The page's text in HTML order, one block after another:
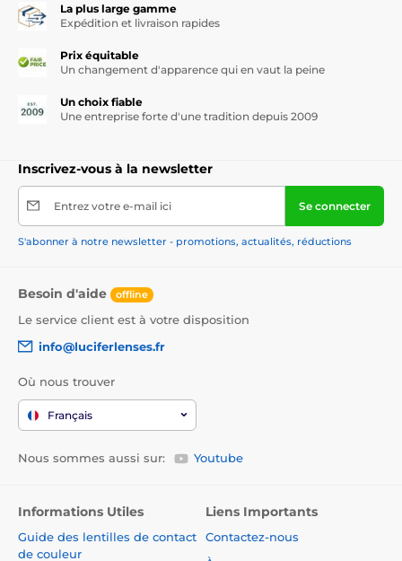
La plus large gamme
Expédition et livraison rapides
Prix équitable
Un changement d'apparence qui en vaut la peine
Un choix fiable
Une entreprise forte d'une tradition depuis 2009
Inscrivez-vous à la newsletter
Entrez votre e-mail ici Se connecter
S'abonner à notre newsletter - promotions, actualités, réductions
Besoin d'aide offline
Le service client est à votre disposition
info@luciferlenses.fr
Où nous trouver
Français
Nous sommes aussi sur: Youtube
Informations Utiles
Guide des lentilles de contact
de couleur
Liens Importants
Contactez-nous